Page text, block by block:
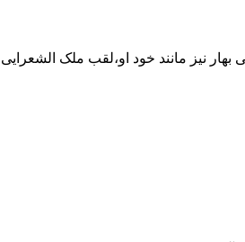
بهار نیز مانند خود او،لقب ملک